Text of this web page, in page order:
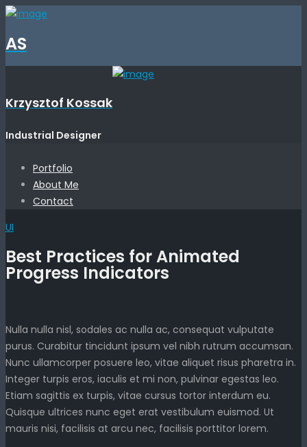
AS
Krzysztof Kossak
Industrial Designer
Portfolio
About Me
Contact
UI
Best Practices for Animated
Progress Indicators
Nulla nulla nisl, sodales ac nulla ac, consequat vulputate
purus. Curabitur tincidunt ipsum vel nibh rutrum accumsan.
Nunc ullamcorper posuere leo, vitae aliquet risus pharetra in.
Integer turpis eros, iaculis et mi non, pulvinar egestas leo.
Etiam sagittis ex turpis, vitae cursus tortor interdum eu.
Quisque ultrices nunc eget erat vestibulum euismod. Ut
mauris nisi, facilisis at arcu nec, facilisis porttitor lorem.